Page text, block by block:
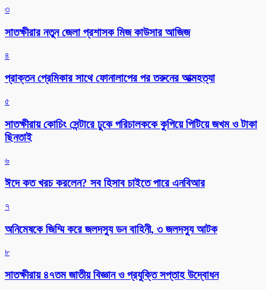
৩
সাতক্ষীরার নতুন জেলা প্রশাসক মিজ কাউসার আজিজ
৪
প্রাক্তন প্রেমিকার সাথে ফোনালাপের পর তরুনের আত্মহত্যা
৫
সাতক্ষীরায় কোচিং সেন্টারে ঢুকে পরিচালককে কুপিয়ে পিটিয়ে জখম ও টাকা
ছিনতাই
৬
ঈদে কত খরচ করলেন? সব হিসাব চাইতে পারে এনবিআর
৭
অনিমেষকে জিম্মি করে জলদস্যু ডন বাহিনী, ৩ জলদস্যু আটক
৮
সাতক্ষীরায় ৪৭তম জাতীয় বিজ্ঞান ও প্রযুক্তি সপ্তাহ উদ্বোধন